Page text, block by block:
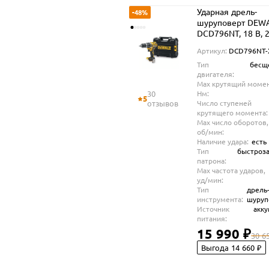
-48%
530
отзывов
Ударная дрель-
шуруповерт
DCD796NT, 18 В,
без АКБ и ЗУ, в
TSTAK
Артикул:
Тип
двигателя:
Max крутящий
Нм:
Число ступеней
крутящего момента:
Max число оборотов,
об/мин:
Наличие удара: есть
Тип
патрона:
Max частота ударов,
уд/мин:
Тип
инструмента:
дрель-
Источник
питания:
15 990 ₽30
Выгода 14 660 ₽